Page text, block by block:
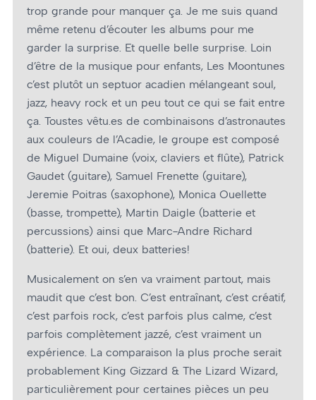
trop grande pour manquer ça. Je me suis quand
même retenu d’écouter les albums pour me
garder la surprise. Et quelle belle surprise. Loin
d’être de la musique pour enfants, Les Moontunes
c’est plutôt un septuor acadien mélangeant soul,
jazz, heavy rock et un peu tout ce qui se fait entre
ça. Toustes vêtu.es de combinaisons d’astronautes
aux couleurs de l’Acadie, le groupe est composé
de Miguel Dumaine (voix, claviers et flûte), Patrick
Gaudet (guitare), Samuel Frenette (guitare),
Jeremie Poitras (saxophone), Monica Ouellette
(basse, trompette), Martin Daigle (batterie et
percussions) ainsi que Marc-Andre Richard
(batterie). Et oui, deux batteries!
Musicalement on s’en va vraiment partout, mais
maudit que c’est bon. C’est entraînant, c’est créatif,
c’est parfois rock, c’est parfois plus calme, c’est
parfois complètement jazzé, c’est vraiment un
expérience. La comparaison la plus proche serait
probablement King Gizzard & The Lizard Wizard,
particulièrement pour certaines pièces un peu